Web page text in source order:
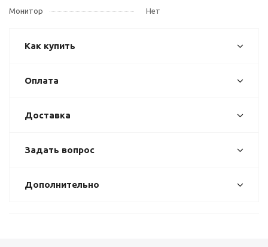
Монитор
Нет
Как купить
Оплата
Доставка
Задать вопрос
Дополнительно